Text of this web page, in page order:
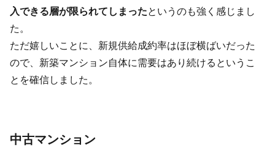
入できる層が限られてしまった というのも強く感じまし
た。
ただ嬉しいことに、新規供給成約率はほぼ横ばいだった
ので、新築マンション自体に需要はあり続けるというこ
とを確信しました。
中古マンション